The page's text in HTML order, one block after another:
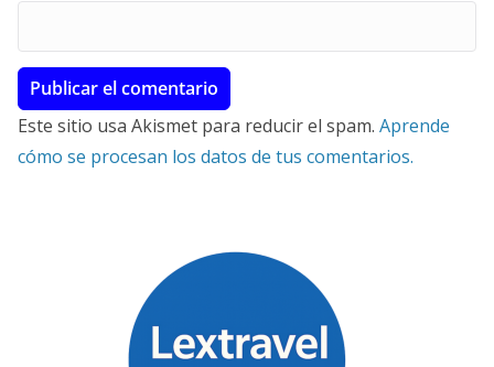
Este sitio usa Akismet para reducir el spam. Aprende
cómo se procesan los datos de tus comentarios.